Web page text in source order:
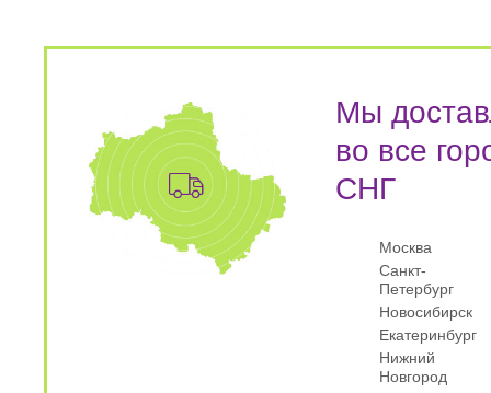
Мы
во все
СНГ
Москва
Санкт-
Петербург
Новосибирск
Екатеринбург
Нижний
Новгород